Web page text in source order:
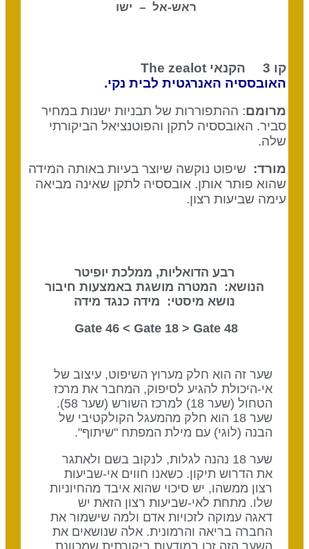
ראש-אל – ישו
קו 3 הקנאי
The zealot
האובססיה האנרגטית לבית נקי.
מרומם: ההתפוררות של תבניות ישנות במחיר
סביר. האובססיה לתקן והפוטנציאל הביקורתי
שלה.
מורד:שיפוט נוקשה שיוצר בעיות באותה המידה
שהוא פותר אותן. אובססיה לתקן שאינה מביאה
עימה שביעות רצון.
רבע הדואליות, ממלכת יופיטר
הנושא: המטרה מושגת באמצעות חיבור
נושא מיסטי: מידה כנגד מידה
48 Gate 46 <
Gate 18 > Gate
שער זה הוא חלק מערוץ השיפוט, עיצוב של
אי-היכולת להגיע לסיפוק, המחבר את מרכז
הטחול (שער 18) למרכז השורש (שער 58).
שער 18 הוא חלק מהמעגל הקולקטיבי של
הבנה (לוגי) עם מילת המפתח "שיתוף".
שער 18 נהנה לגלות, לנקוב בשם ולאתגר
את הדרוש תיקון. כשאנו חווים אי-שביעות
רצון ממשהו, יש סיכוי שהוא איבד מהחיוניות
שלו. מתחת לאי-שביעות רצון הזאת יש
דאגה עמוקה לזכויות אדם ולמה שישמור את
החברה בריאה והרמונית. אלה שנושאים את